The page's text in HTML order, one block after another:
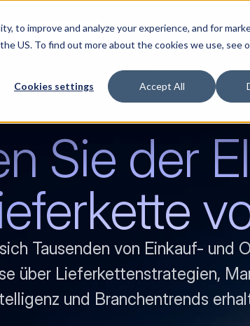
to improve and analyze your experience, and for
US. To find out more about the cookies we use, see
Cookies settings Accept All
“The Buyerette”
LÖSUNGEN RESSOURCEN
Sie der
Tausenden von Einkauf- und
über Lieferkettenstrategien,
und Branchentrends